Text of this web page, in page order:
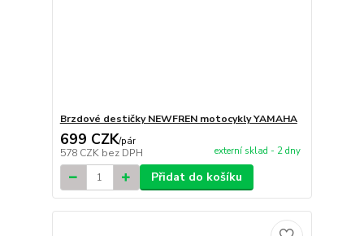
Brzdové destičky NEWFREN motocykly YAMAHA
699 CZK/pár
578 CZK bez DPH externí sklad - 2 dny
Přidat do košíku